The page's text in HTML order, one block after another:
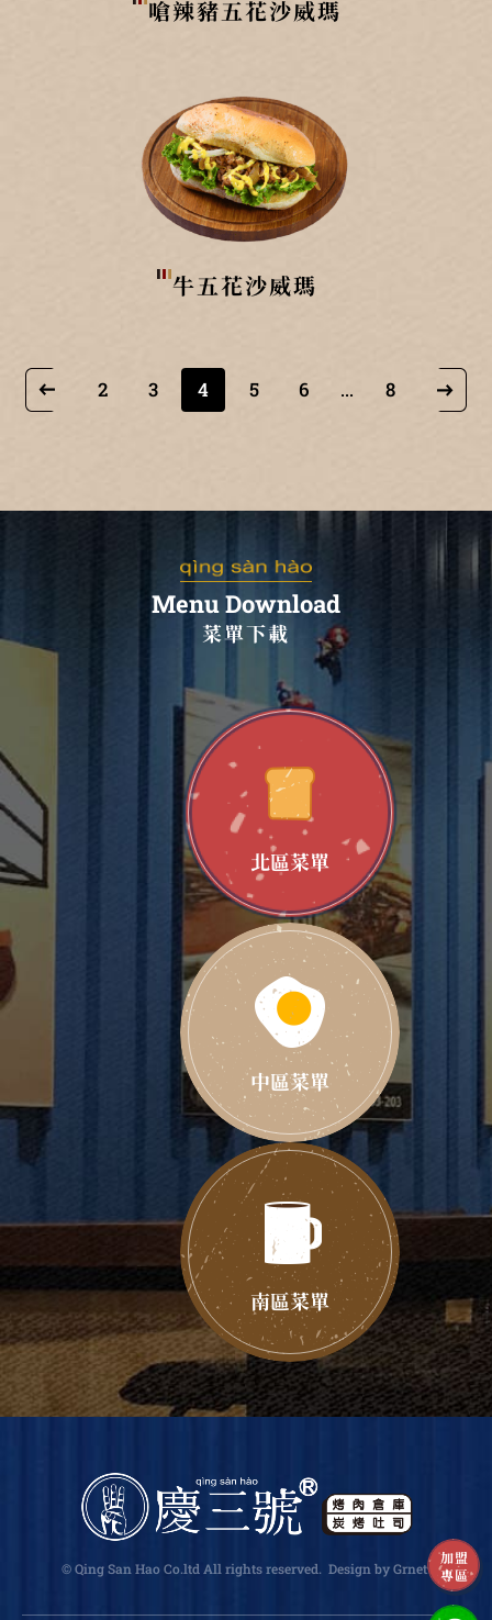
嗆辣豬五花沙威瑪
牛五花沙威瑪
2 3 4 5 6 ... 8
Menu Download
菜單下載
北區菜單
中區菜單
南區菜單
加盟
專區
© Qing San Hao Co.ltd All rights reserved. Design by Grnet.